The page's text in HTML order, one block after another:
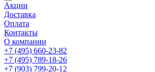
Акции
Доставка
Оплата
Контакты
О компании
+7 (495) 660-23-82
+7 (495) 789-18-26
+7 (903) 799-20-12